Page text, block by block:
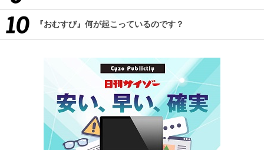
『おむすび』何が起こっているのです？